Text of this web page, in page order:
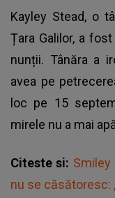
Kayley Stead, o
Țara Galilor, a
nunții. Tânăra a
avea pe
loc pe 15
mirele nu a mai
Citeste si: Smiley
nu se căsătoresc: